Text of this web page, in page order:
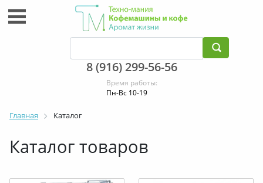
8 (916) 299-56-56
Время работы:
Пн-Вс 10-19
Главная Каталог
Каталог товаров